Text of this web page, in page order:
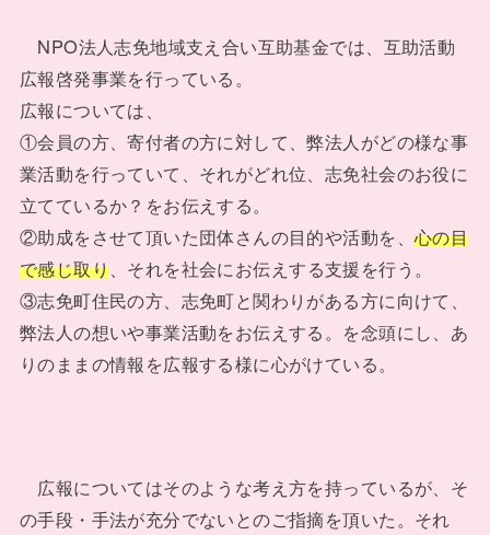
NPO法人志免地域支え合い互助基金では、互助活動
広報啓発事業を行っている。
広報については、
①会員の方、寄付者の方に対して、弊法人がどの様な事
業活動を行っていて、それがどれ位、志免社会のお役に
立てているか？をお伝えする。
②助成をさせて頂いた団体さんの目的や活動を、 心の目
で感じ取り、それを社会にお伝えする支援を行う。
③志免町住民の方、志免町と関わりがある方に向けて、
弊法人の想いや事業活動をお伝えする。を念頭にし、あ
りのままの情報を広報する様に心がけている。
広報についてはそのような考え方を持っているが、そ
の手段・手法が充分でないとのご指摘を頂いた。それ